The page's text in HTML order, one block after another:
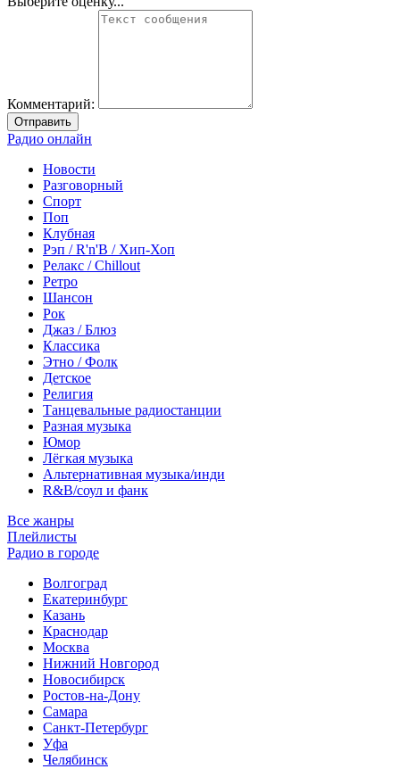
Комментарий:
Отправить
Радио онлайн
Новости
Разговорный
Спорт
Поп
Клубная
Рэп / R'n'B / Хип-Хоп
Релакс / Chillout
Ретро
Шансон
Рок
Джаз / Блюз
Классика
Этно / Фолк
Детское
Религия
Танцевальные радиостанции
Разная музыка
Юмор
Лёгкая музыка
Альтернативная музыка/инди
R&B/cоул и фанк
Все жанры
Плейлисты
Радио в городе
Волгоград
Екатеринбург
Казань
Краснодар
Москва
Нижний Новгород
Новосибирск
Ростов-на-Дону
Самара
Санкт-Петербург
Уфа
Челябинск